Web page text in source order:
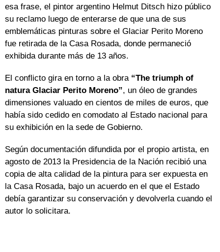
esa frase, el pintor argentino Helmut Ditsch hizo público
su reclamo luego de enterarse de que una de sus
emblemáticas pinturas sobre el Glaciar Perito Moreno
fue retirada de la Casa Rosada, donde permaneció
exhibida durante más de 13 años.
El conflicto gira en torno a la obra “The triumph of
natura Glaciar Perito Moreno”, un óleo de grandes
dimensiones valuado en cientos de miles de euros, que
había sido cedido en comodato al Estado nacional para
su exhibición en la sede de Gobierno.
Según documentación difundida por el propio artista, en
agosto de 2013 la Presidencia de la Nación recibió una
copia de alta calidad de la pintura para ser expuesta en
la Casa Rosada, bajo un acuerdo en el que el Estado
debía garantizar su conservación y devolverla cuando el
autor lo solicitara.